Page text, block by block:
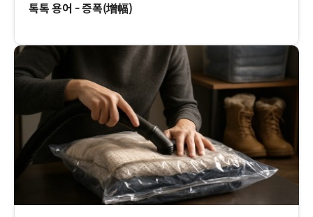
톡톡 용어 - 증폭(增幅)